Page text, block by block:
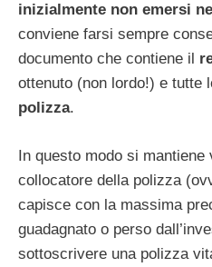
inizialmente non emersi
conviene farsi sempre
documento che contiene il
ottenuto (non lordo!) e tutte
polizza.
In questo modo si
collocatore della polizza
capisce con la massima
guadagnato o perso
sottoscrivere una polizza